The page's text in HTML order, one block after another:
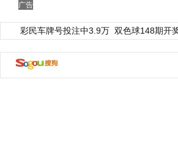
广告
彩民车牌号投注中3.9万 双色球148期开